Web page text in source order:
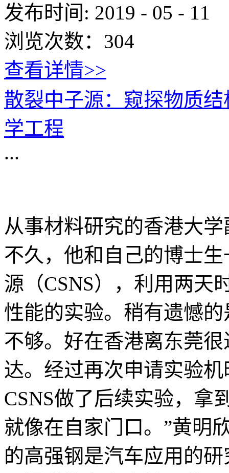
发布时间: 2019 - 05 - 11
浏览次数： 304
查看详情>>
散裂中子源：窥探物质
学工程
...
从事材料研究的香港大
不久，他和自己的博士
源（CSNS），利用两天
性能的实验。稍有遗憾
不够。好在香港离东莞
达。经过再次申请实验
CSNS做了后续实验，拿
就像在自家门口。”黄明
的高强钢是汽车应用的